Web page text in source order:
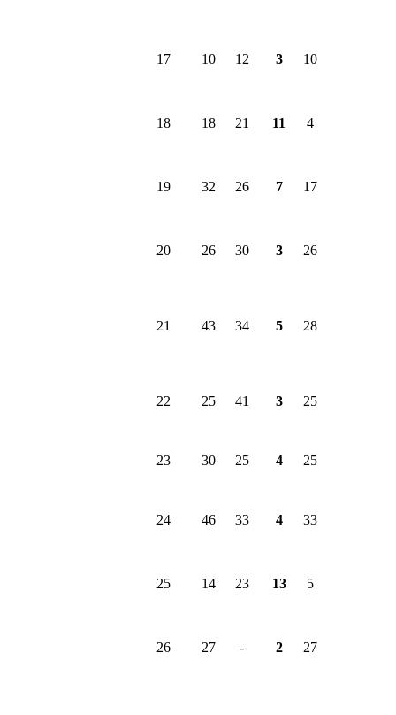
17 10 12 3 10
18 18 21 11 4
19 32 26 7 17
20 26 30 3 26
21 43 34 5 28
22 25 41 3 25
23 30 25 4 25
24 46 33 4 33
25 14 23 13 5
26 27 - 2 27